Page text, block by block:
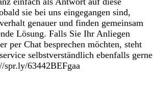
sie bei uns eingegangen sind,
genauer und finden gemeinsam
Lösung. Falls Sie Ihr Anliegen
per Chat besprechen möchten, steht
selbstverständlich ebenfalls gerne
63442BEFgaa